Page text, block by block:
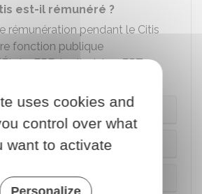
est-il rémunéré ?
rémunération pendant le Citis
fonction publique
- FPE, territoriale - FPT,
FPE
FPT
FPH
uses cookies and
control over what
want to activate
Personalize